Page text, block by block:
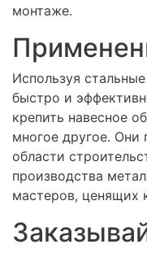
монтаже.
Используя
быстро и
крепить навесное
многое другое. Они
области
производства
мастеров, ценящих